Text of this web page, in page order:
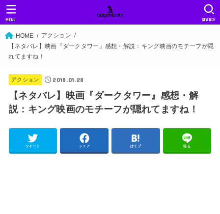
SEARCH
MENU
HOME
アクション
【ネタバレ】映画『ダークタワー』感想・解説：キング映画のモチーフが隠
れてますね！
アクション 2018.01.28
【ネタバレ】映画『ダークタワー』感想・解
説：キング映画のモチーフが隠れてますね！
ツイート シェア はてブ 送る